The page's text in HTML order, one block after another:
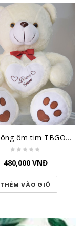
Gấu bông ôm tim TBGOT2
480,000 VNĐ
THÊM VÀO GIỎ